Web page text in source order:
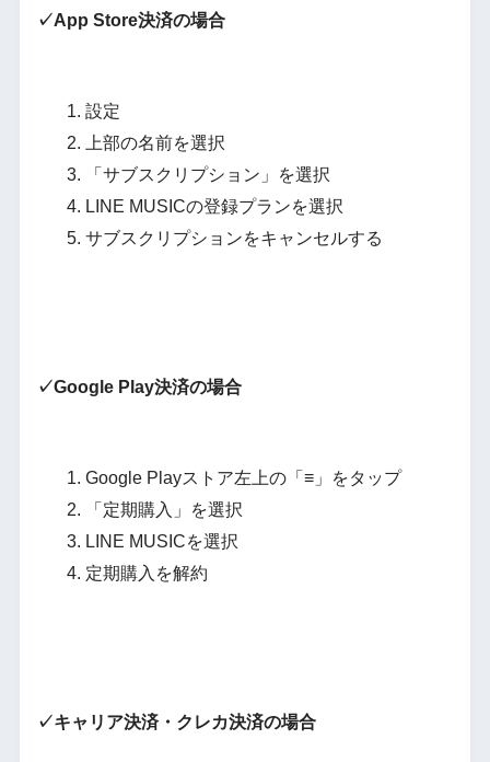
✓App Store決済の場合
設定
上部の名前を選択
「サブスクリプション」を選択
LINE MUSICの登録プランを選択
サブスクリプションをキャンセルする
✓Google Play決済の場合
Google Playストア左上の「≡」をタップ
「定期購入」を選択
LINE MUSICを選択
定期購入を解約
✓キャリア決済・クレカ決済の場合